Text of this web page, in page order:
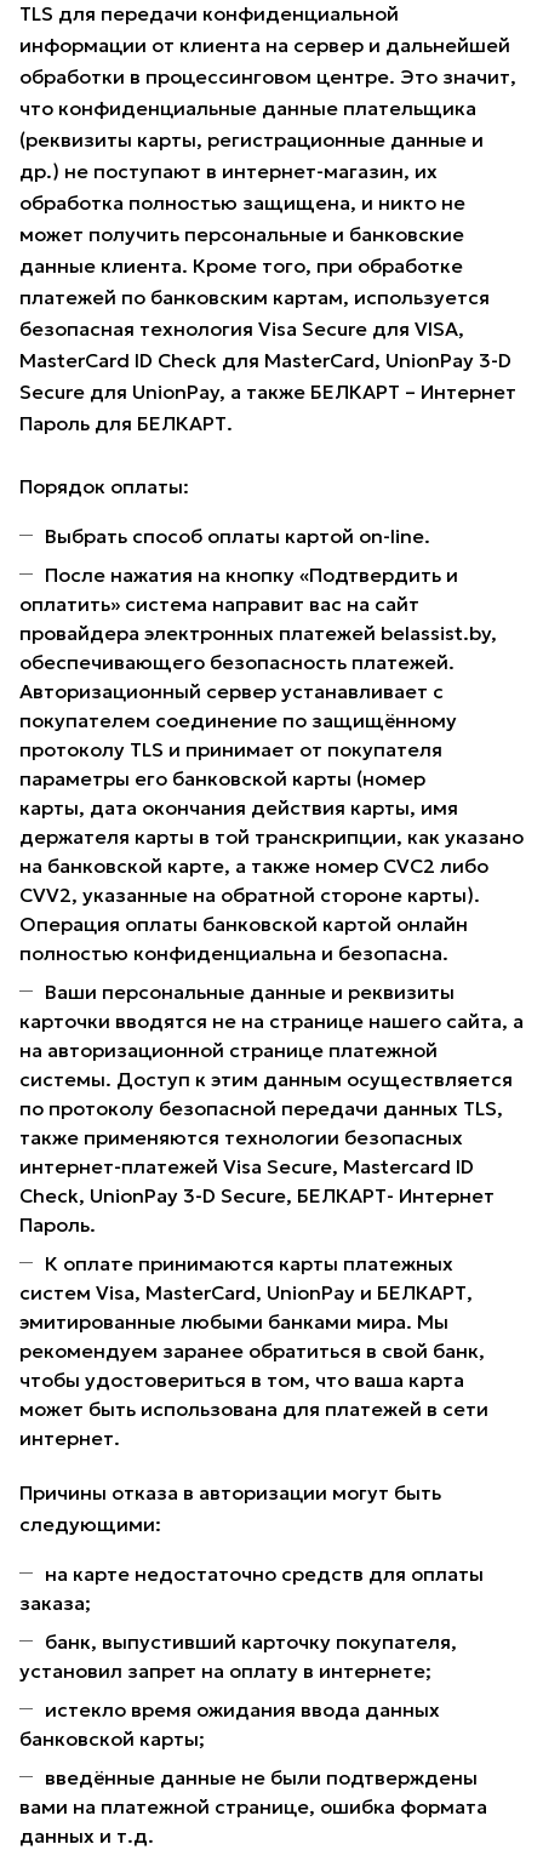
TLS для передачи конфиденциальной
информации от клиента на сервер и дальнейшей
обработки в процессинговом центре. Это значит,
что конфиденциальные данные плательщика
(реквизиты карты, регистрационные данные и
др.) не поступают в интернет-магазин, их
обработка полностью защищена, и никто не
может получить персональные и банковские
данные клиента. Кроме того, при обработке
платежей по банковским картам, используется
безопасная технология Visa Secure для VISA,
MasterCard ID Check для MasterCard, UnionPay 3-D
Secure для UnionPay, а также БЕЛКАРТ – Интернет
Пароль для БЕЛКАРТ.
Порядок оплаты:
Выбрать способ оплаты картой on-line.
После нажатия на кнопку «Подтвердить и
оплатить» система направит вас на сайт
провайдера электронных платежей belassist.by,
обеспечивающего безопасность платежей.
Авторизационный сервер устанавливает с
покупателем соединение по защищённому
протоколу TLS и принимает от покупателя
параметры его банковской карты (номер
карты, дата окончания действия карты, имя
держателя карты в той транскрипции, как указано
на банковской карте, а также номер CVC2 либо
CVV2, указанные на обратной стороне карты).
Операция оплаты банковской картой онлайн
полностью конфиденциальна и безопасна.
Ваши персональные данные и реквизиты
карточки вводятся не на странице нашего сайта, а
на авторизационной странице платежной
системы. Доступ к этим данным осуществляется
по протоколу безопасной передачи данных TLS,
также применяются технологии безопасных
интернет-платежей Visa Secure, Mastercard ID
Check, UnionPay 3-D Secure, БЕЛКАРТ- Интернет
Пароль.
К оплате принимаются карты платежных
систем Visa, MasterCard, UnionPay и БЕЛКАРТ,
эмитированные любыми банками мира. Мы
рекомендуем заранее обратиться в свой банк,
чтобы удостовериться в том, что ваша карта
может быть использована для платежей в сети
интернет.
Причины отказа в авторизации могут быть
следующими:
на карте недостаточно средств для оплаты
заказа;
банк, выпустивший карточку покупателя,
установил запрет на оплату в интернете;
истекло время ожидания ввода данных
банковской карты;
введённые данные не были подтверждены
вами на платежной странице, ошибка формата
данных и т.д.